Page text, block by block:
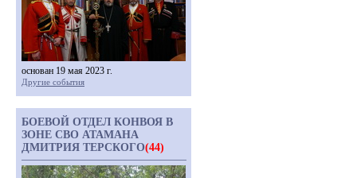
основан 19 мая 2023 г.
Другие события
БОЕВОЙ ОТДЕЛ КОНВОЯ В
ЗОНЕ СВО АТАМАНА
ДМИТРИЯ ТЕРСКОГО(44)